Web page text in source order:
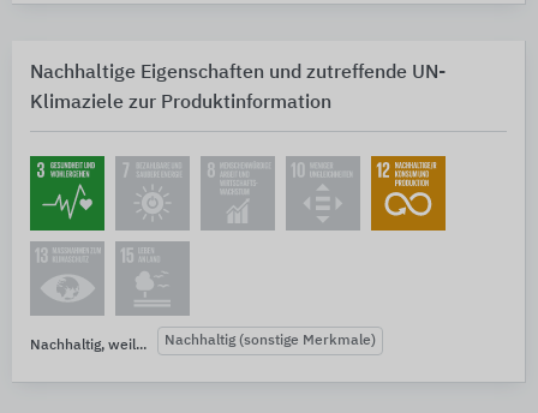
Nachhaltige Eigenschaften und zutreffende UN-
Klimaziele zur Produktinformation
Nachhaltig, weil... Nachhaltig (sonstige Merkmale)